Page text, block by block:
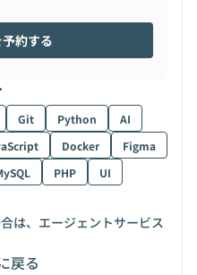
約する
Git Python
AI
Docker
Figma
PHP
UI
は、エージェントサービス
戻る